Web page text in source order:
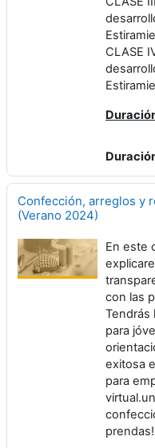
CLASE
Confección, arreglos y
(Verano 2024)
En este
con las
Tendrás
para
exitosa
para
prendas!